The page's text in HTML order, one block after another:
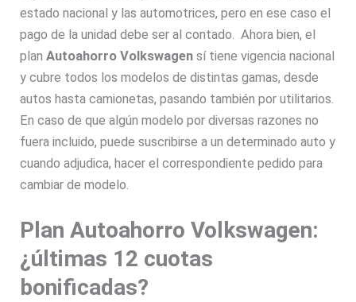
estado nacional y las automotrices, pero en ese caso el
pago de la unidad debe ser al contado. Ahora bien, el
planAutoahorro Volkswagen sí tiene vigencia nacional
y cubre todos los modelos de distintas gamas, desde
autos hasta camionetas, pasando también por utilitarios.
En caso de que algún modelo por diversas razones no
fuera incluido, puede suscribirse a un determinado auto y
cuando adjudica, hacer el correspondiente pedido para
cambiar de modelo.
Plan Autoahorro Volkswagen:
¿últimas 12 cuotas
bonificadas?